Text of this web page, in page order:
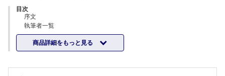
目次
序文
執筆者一覧
エビデンスレベルの分類
略語一覧
「第Ⅰ部 症候」の読み方
商品詳細をもっと見る